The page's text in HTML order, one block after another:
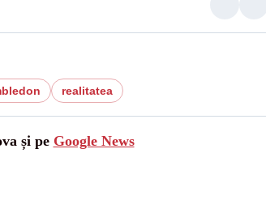
realitatea
și pe Google News